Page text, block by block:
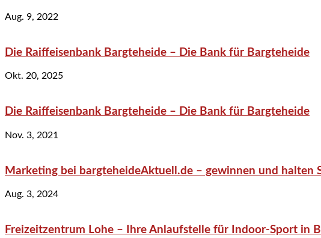
Aug. 9, 2022
Die Raiffeisenbank Bargteheide – Die Bank für Bargteheide
Okt. 20, 2025
Die Raiffeisenbank Bargteheide – Die Bank für Bargteheide
Nov. 3, 2021
Marketing bei bargteheideAktuell.de – gewinnen und halten
Aug. 3, 2024
Freizeitzentrum Lohe – Ihre Anlaufstelle für Indoor-Sport in